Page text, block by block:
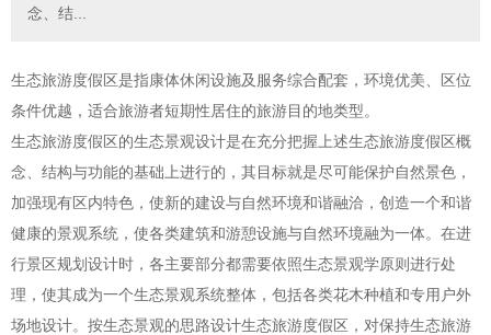
念、结...
生态旅游度假区是指康体休闲设施及服务综合配套，环境优美、区位
条件优越，适合旅游者短期性居住的旅游目的地类型。
生态旅游度假区的生态景观设计是在充分把握上述生态旅游度假区概
念、结构与功能的基础上进行的，其目标就是尽可能保护自然景色，
加强现有区内特色，使新的建设与自然环境和谐融洽，创造一个和谐
健康的景观系统，使各类建筑和游憩设施与自然环境融为一体。在进
行景区规划设计时，各主要部分都需要依照生态景观学原则进行处
理，使其成为一个生态景观系统整体，包括各类花木种植和专用户外
场地设计。按生态景观的思路设计生态旅游度假区，对保持生态旅游